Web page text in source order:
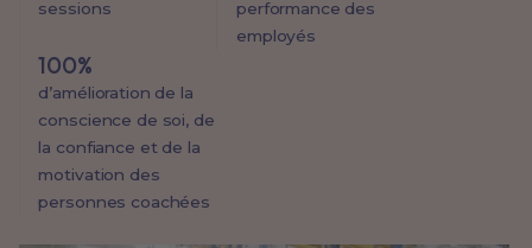
sessions
performance des
employés
100%
d’amélioration de la
conscience de soi, de
la confiance et de la
motivation des
personnes coachées